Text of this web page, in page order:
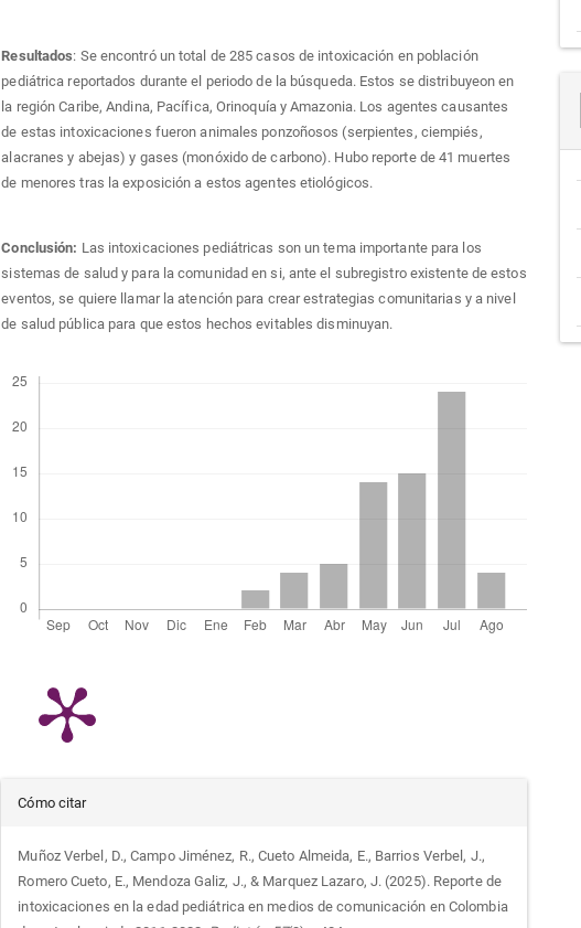
Resultados: Se encontró un total de 285 casos de intoxicación en población
pediátrica reportados durante el periodo de la búsqueda. Estos se distribuyeon en
la región Caribe, Andina, Pacífica, Orinoquía y Amazonia. Los agentes causantes
de estas intoxicaciones fueron animales ponzoñosos (serpientes, ciempiés,
alacranes y abejas) y gases (monóxido de carbono). Hubo reporte de 41 muertes
de menores tras la exposición a estos agentes etiológicos.
Conclusión: Las intoxicaciones pediátricas son un tema importante para los
sistemas de salud y para la comunidad en si, ante el subregistro existente de estos
eventos, se quiere llamar la atención para crear estrategias comunitarias y a nivel
de salud pública para que estos hechos evitables disminuyan.
Detalles
del
artículo
Cómo citar
Muñoz Verbel, D., Campo Jiménez, R., Cueto Almeida, E., Barrios Verbel, J.,
Romero Cueto, E., Mendoza Galiz, J., & Marquez Lazaro, J. (2025). Reporte de
intoxicaciones en la edad pediátrica en medios de comunicación en Colombia